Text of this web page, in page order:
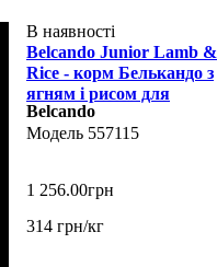
В наявності
Belcando Junior Lamb &
Rice - корм Белькандо з
ягням і рисом для
цуценят середніх і
великих порід 4 кг
Belcando
557115
1 256.00грн
314 грн/кг